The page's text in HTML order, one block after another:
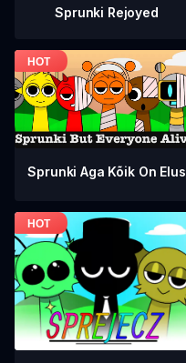
Sprunki Rejoyed
Sprunki Aga Kõik On Elus